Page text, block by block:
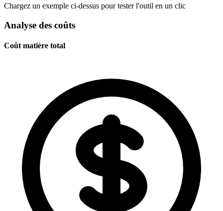
Chargez un exemple ci-dessus pour tester l'outil en un clic
Analyse des coûts
Coût matière total